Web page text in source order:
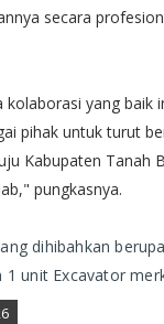
secara
kolaborasi yang baik
pihak untuk turut
Kabupaten Tanah
pungkasnya.
dihibahkan
1 unit Excavator